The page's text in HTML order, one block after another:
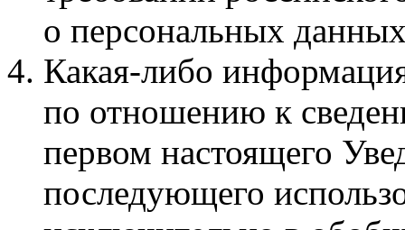
о персональных
Какая‑либо
по отношению к
первом настоящего
последующего